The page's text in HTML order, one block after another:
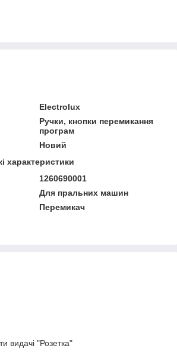
Electrolux
Ручки, кнопки перемикання
програм
Новий
характеристики
1260690001
Для пральних машин
Перемикач
видачі "Розетка"